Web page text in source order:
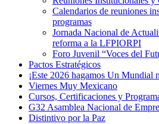
Calendarios de reuniones
programas
Jornada Nacional de
reforma a la LFPIORPI
Foro Juvenil “Voces del
Pactos Estratégicos
¡Este 2026 hagamos Un Mundial
Viernes Muy Mexicano
Cursos, Certificaciones y
G32 Asamblea Nacional de
Distintivo por la Paz